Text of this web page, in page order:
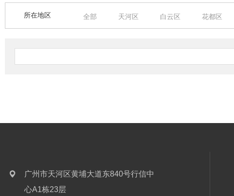
所在地区 全部 天河区 白云区 花都区
广州市天河区黄埔大道东840号行信中
心A1栋23层